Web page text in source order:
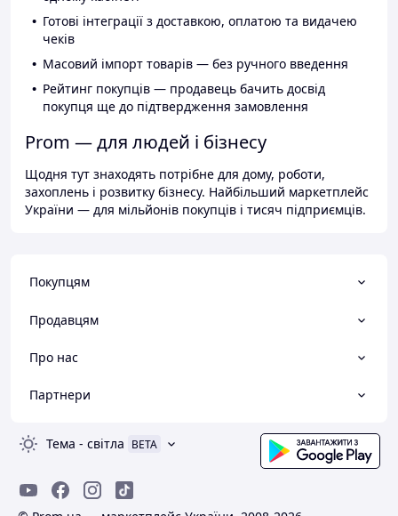
Готові інтеграції з доставкою, оплатою та видачею
чеків
Масовий імпорт товарів — без ручного введення
Рейтинг покупців — продавець бачить досвід
покупця ще до підтвердження замовлення
Prom — для людей і бізнесу
Щодня тут знаходять потрібне для дому, роботи,
захоплень і розвитку бізнесу. Найбільший маркетплейс
України — для мільйонів покупців і тисяч підприємців.
Покупцям
Продавцям
Про нас
Партнери
Тема - світла BETA